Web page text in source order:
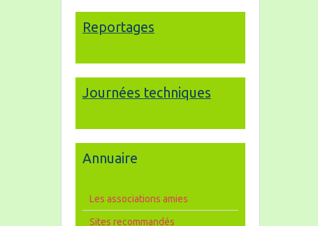
Reportages
Journées techniques
Annuaire
Les associations amies
Sites recommandés